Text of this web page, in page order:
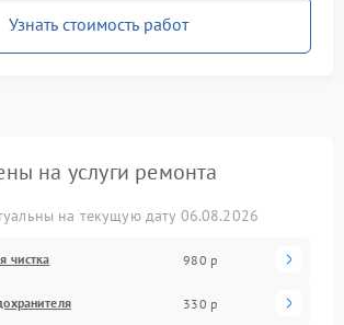
Узнать стоимость работ
на услуги ремонта
на текущую дату 06.08.2026
чистка 980 р
330 р